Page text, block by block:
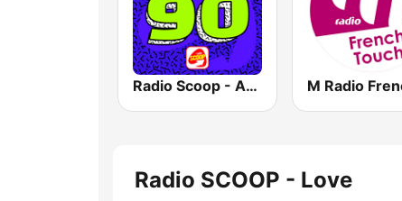
Radio Scoop - Années 90
Radio SCOOP - Love